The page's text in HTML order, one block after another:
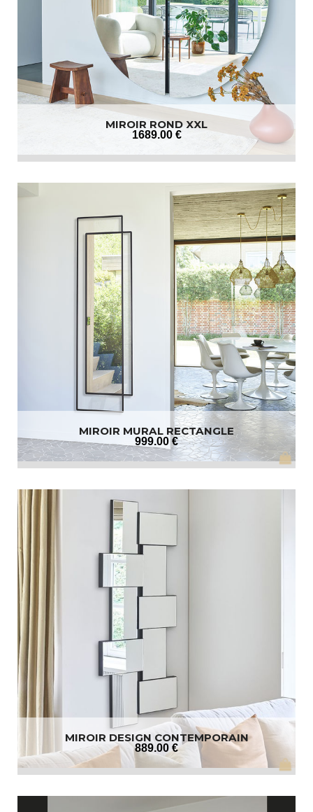
MIROIR ROND XXL
1689.00 €
MIROIR MURAL RECTANGLE
999.00 €
MIROIR DESIGN CONTEMPORAIN
889.00 €